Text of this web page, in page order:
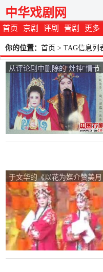
首页 京剧 评剧 晋剧 更多
中华戏剧网
你的位置： 首页 > TAG信息列
从评论剧中删除的“灶神”情节
仍然很受欢迎。
于文华的《以花为媒介赞美月
蛾》